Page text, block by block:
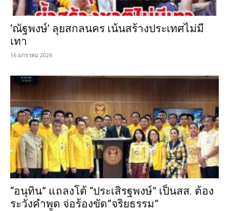
‘ณัฐพงษ์’ ลุยสกลนคร เน้นสร้างประเทศไม่มี
เทา
16 มกราคม 2026
“อนุทิน” แถลงโต้ “ประเสิรฐพงษ์” เป็นสส. ต้อง
ระวังคำพูด จ่อร้องขัด”จริยธรรม”